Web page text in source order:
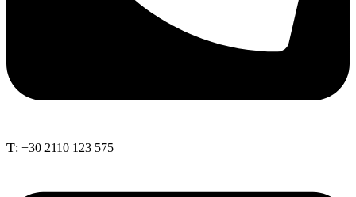
Τ: +30 2110 123 575